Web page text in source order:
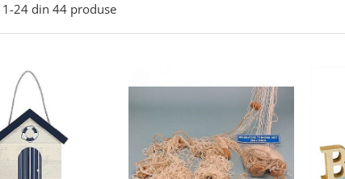
1-24 din 44 produse